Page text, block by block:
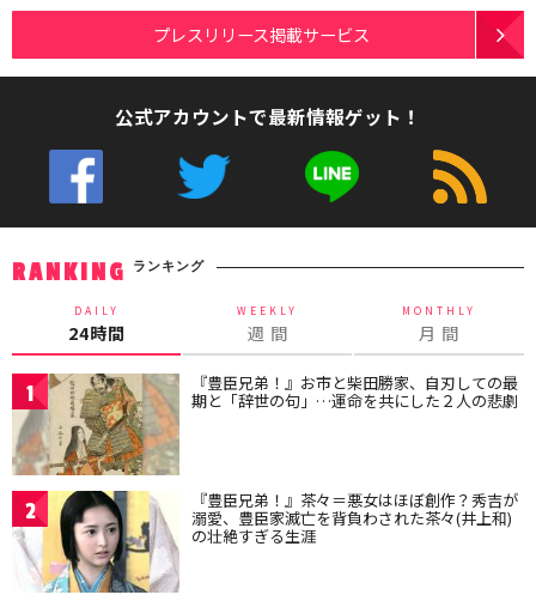
プレスリリース掲載サービス
公式アカウントで最新情報ゲット！
RANKING ランキング
DAILY
24時間
WEEKLY
週 間
MONTHLY
月 間
1 『豊臣兄弟！』お市と柴田勝家、自刃しての最
期と「辞世の句」…運命を共にした２人の悲劇
2 『豊臣兄弟！』茶々＝悪女はほぼ創作？秀吉が
溺愛、豊臣家滅亡を背負わされた茶々(井上和)
の壮絶すぎる生涯